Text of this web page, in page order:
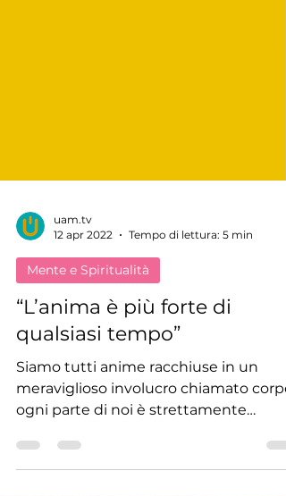
uam.tv
12 apr 2022
Tempo di lettura: 5 min
Mente e Spiritualità
“L’anima è più forte di
qualsiasi tempo”
Siamo tutti anime racchiuse in un
ogni parte di noi è strettamente
connessa ad ogni nostra singola...